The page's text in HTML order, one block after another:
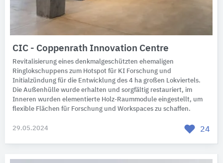
CIC - Coppenrath Innovation Centre
Revitalisierung eines denkmalgeschützten ehemaligen
Ringlokschuppens zum Hotspot für KI Forschung und
Initialzündung für die Entwicklung des 4 ha großen Lokviertels.
Die Außenhülle wurde erhalten und sorgfältig restauriert, im
Inneren wurden elementierte Holz-Raummodule eingestellt, um
flexible Flächen für Forschung und Workspaces zu schaffen.
29.05.2024 24